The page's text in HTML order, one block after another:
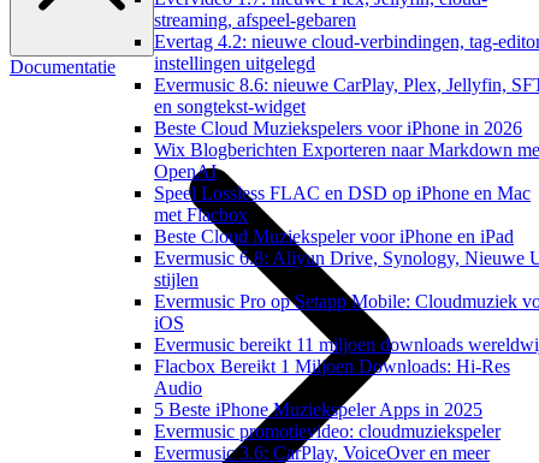
streaming, afspeel-gebaren
Evertag 4.2: nieuwe cloud-verbindingen, tag-
instellingen uitgelegd
Evermusic 8.6: nieuwe CarPlay, Plex, Jellyfin,
en songtekst-widget
Beste Cloud Muziekspelers voor iPhone in 2026
Wix Blogberichten Exporteren naar Markdown
OpenAI
Speel Lossless FLAC en DSD op iPhone en Mac
met Flacbox
Beste Cloud Muziekspeler voor iPhone en iPad
Evermusic 6.8: Aliyun Drive, Synology, Nieuwe
stijlen
Evermusic Pro op Setapp Mobile: Cloudmuziek
iOS
Evermusic bereikt 11 miljoen downloads
Flacbox Bereikt 1 Miljoen Downloads: Hi-Res
Audio
5 Beste iPhone Muziekspeler Apps in 2025
Evermusic promotievideo: cloudmuziekspeler
Evermusic 3.6: CarPlay, VoiceOver en meer
Documentatie